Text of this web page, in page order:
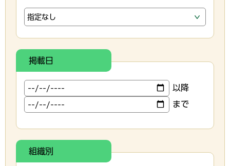
掲載日
以降
まで
組織別